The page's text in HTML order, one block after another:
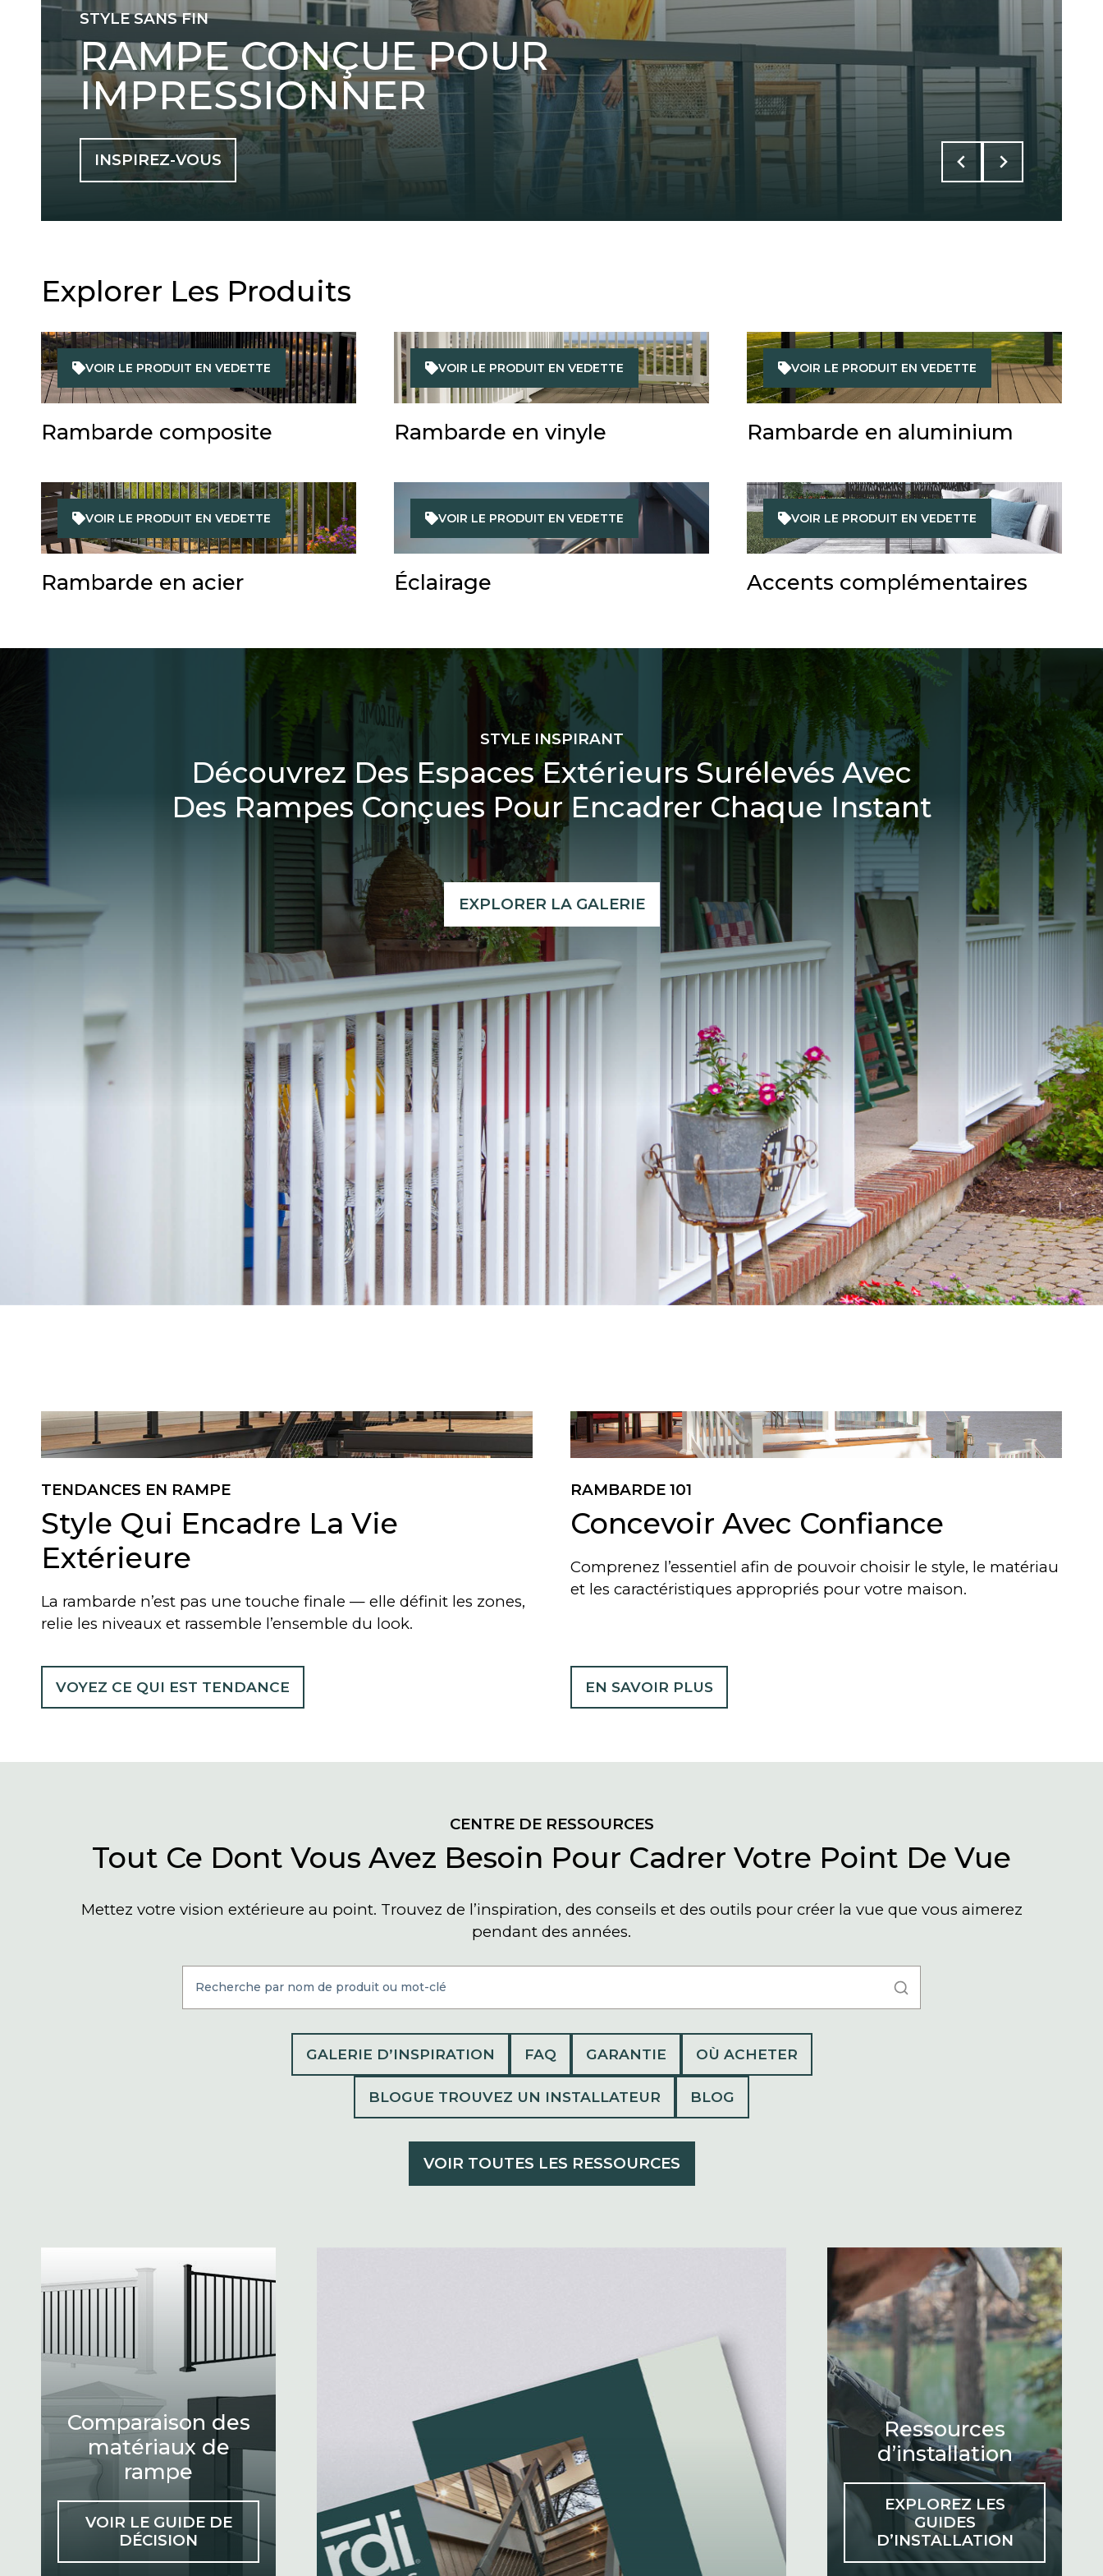
STYLE SANS FIN
RAMPE CONÇUE POUR
IMPRESSIONNER
INSPIREZ-VOUS
Explorer Les Produits
VOIR LE PRODUIT EN VEDETTE
Rambarde composite
VOIR LE PRODUIT EN VEDETTE
Rambarde en vinyle
VOIR LE PRODUIT EN VEDETTE
Rambarde en aluminium
VOIR LE PRODUIT EN VEDETTE
Rambarde en acier
VOIR LE PRODUIT EN VEDETTE
Éclairage
VOIR LE PRODUIT EN VEDETTE
Accents complémentaires
STYLE INSPIRANT
Découvrez Des Espaces Extérieurs Surélevés Avec
Des Rampes Conçues Pour Encadrer Chaque Instant
EXPLORER LA GALERIE
TENDANCES EN RAMPE
Style Qui Encadre La Vie
Extérieure
La rambarde n’est pas une touche finale — elle définit les zones,
relie les niveaux et rassemble l’ensemble du look.
VOYEZ CE QUI EST TENDANCE
RAMBARDE 101
Concevoir Avec Confiance
Comprenez l’essentiel afin de pouvoir choisir le style, le matériau
et les caractéristiques appropriés pour votre maison.
EN SAVOIR PLUS
CENTRE DE RESSOURCES
Tout Ce Dont Vous Avez Besoin Pour Cadrer Votre Point De Vue
Mettez votre vision extérieure au point. Trouvez de l’inspiration, des conseils et des outils pour créer la vue que vous aimerez
pendant des années.
GALERIE D’INSPIRATION FAQ GARANTIE OÙ ACHETER
BLOGUE TROUVEZ UN INSTALLATEUR BLOG
VOIR TOUTES LES RESSOURCES
Comparaison des
matériaux de
rampe
VOIR LE GUIDE DE
DÉCISION
Ressources
d’installation
EXPLOREZ LES
GUIDES
D’INSTALLATION